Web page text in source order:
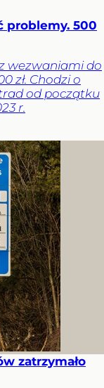
problemy. 500
wezwaniami do
zł. Chodzi o
od początku
r.
zatrzymało